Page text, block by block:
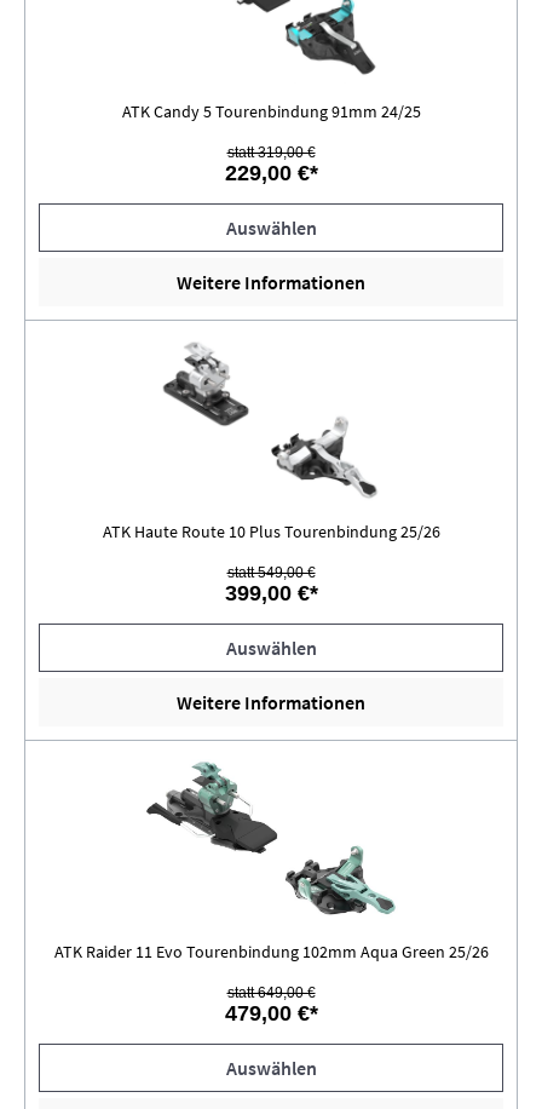
ATK Candy 5 Tourenbindung 91mm 24/25
statt 319,00 €
229,00 €*
Auswählen
Weitere Informationen
ATK Haute Route 10 Plus Tourenbindung 25/26
statt 549,00 €
399,00 €*
Auswählen
Weitere Informationen
ATK Raider 11 Evo Tourenbindung 102mm Aqua Green 25/26
statt 649,00 €
479,00 €*
Auswählen